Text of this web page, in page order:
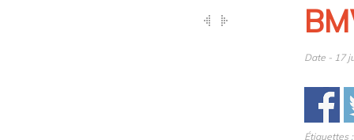
Date - 17
Étiquettes :